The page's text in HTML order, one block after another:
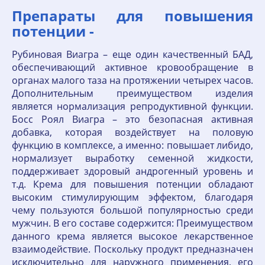
Препараты для повышения
потенции -
Рубиновая Виагра – еще один качественный БАД,
обеспечивающий активное кровообращение в
органах малого таза на протяжении четырех часов.
Дополнительным преимуществом изделия
является нормализация репродуктивной функции.
Босс Роял Виагра – это безопасная активная
добавка, которая воздействует на половую
функцию в комплексе, а именно: повышает либидо,
нормализует выработку семенной жидкости,
поддерживает здоровый андрогенный уровень и
т.д. Крема для повышения потенции обладают
высоким стимулирующим эффектом, благодаря
чему пользуются большой популярностью среди
мужчин. В его составе содержится: Преимуществом
данного крема является высокое лекарственное
взаимодействие. Поскольку продукт предназначен
исключительно для наружного применения, его